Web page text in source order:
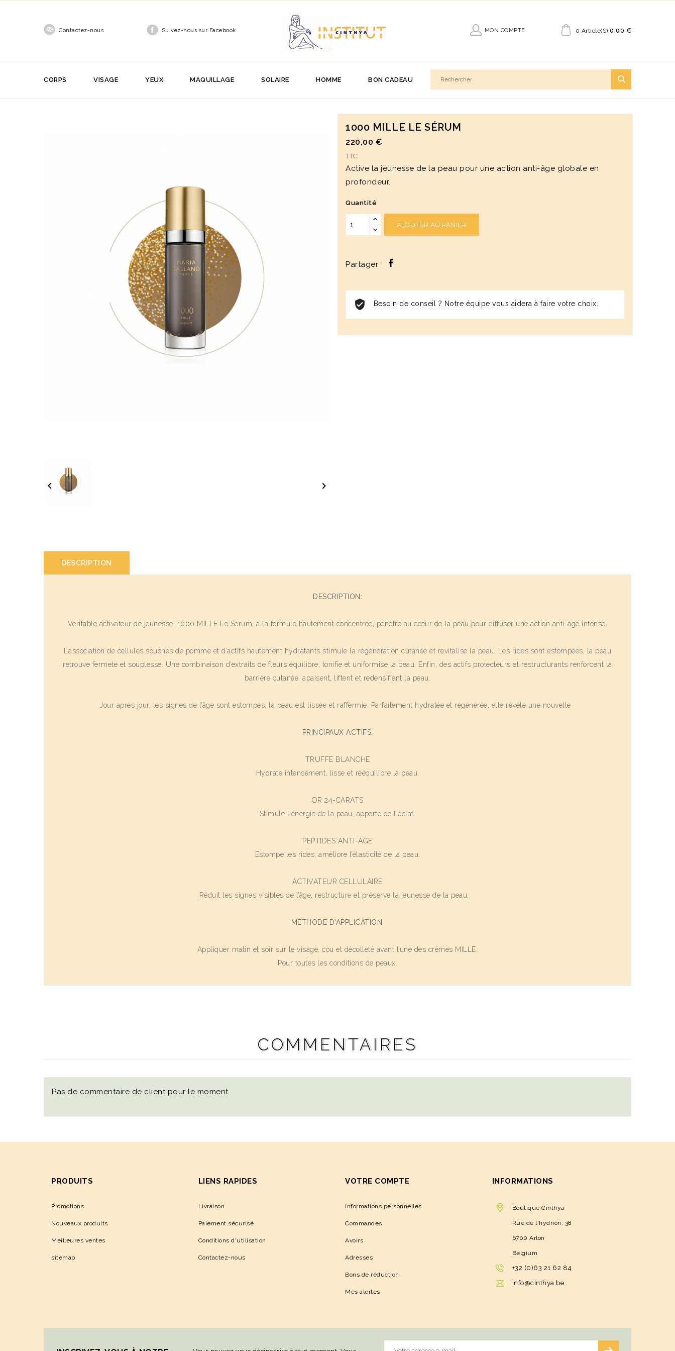
Contactez-nous Suivez-nous sur Facebook 0 Article(s) 0,00 €
MON COMPTE
CORPS VISAGE YEUX MAQUILLAGE SOLAIRE HOMME BON CADEAU
 
1000 MILLE LE SÉRUM
220,00 €
TTC
Active la jeunesse de la peau pour une action anti-âge globale en
profondeur.
Quantité
AJOUTER AU PANIER
Partager
Besoin de conseil ? Notre équipe vous aidera à faire votre choix.
DESCRIPTION
DESCRIPTION:
Véritable activateur de jeunesse, 1000 MILLE Le Sérum, à la formule hautement concentrée, pénètre au cœur de la peau pour diffuser une action anti-âge intense.
L’association de cellules souches de pomme et d’actifs hautement hydratants stimule la régénération cutanée et revitalise la peau. Les rides sont estompées, la peau
retrouve fermeté et souplesse. Une combinaison d’extraits de fleurs équilibre, tonifie et uniformise la peau. Enfin, des actifs protecteurs et restructurants renforcent la
barrière cutanée, apaisent, liftent et redensifient la peau.
Jour après jour, les signes de l’âge sont estompés, la peau est lissée et raffermie. Parfaitement hydratée et régénérée, elle révèle une nouvelle
PRINCIPAUX ACTIFS:
TRUFFE BLANCHE
Hydrate intensément, lisse et rééquilibre la peau.
OR 24-CARATS
Stimule l'énergie de la peau, apporte de l'éclat.
PEPTIDES ANTI-AGE
Estompe les rides, améliore l’élasticité de la peau.
ACTIVATEUR CELLULAIRE
Réduit les signes visibles de l’âge, restructure et préserve la jeunesse de la peau.
MÉTHODE D'APPLICATION:
Appliquer matin et soir sur le visage, cou et décolleté avant l’une des crèmes MILLE.
Pour toutes les conditions de peaux.
COMMENTAIRES
Pas de commentaire de client pour le moment
PRODUITS
Promotions
Nouveaux produits
Meilleures ventes
sitemap
LIENS RAPIDES
Livraison
Paiement sécurisé
Conditions d'utilisation
Contactez-nous
VOTRE COMPTE
Informations personnelles
Commandes
Avoirs
Adresses
Bons de réduction
Mes alertes
INFORMATIONS
Boutique Cinthya
Rue de l'hydrion, 38
6700 Arlon
Belgium
+32 (0)63 21 62 84
info@cinthya.be